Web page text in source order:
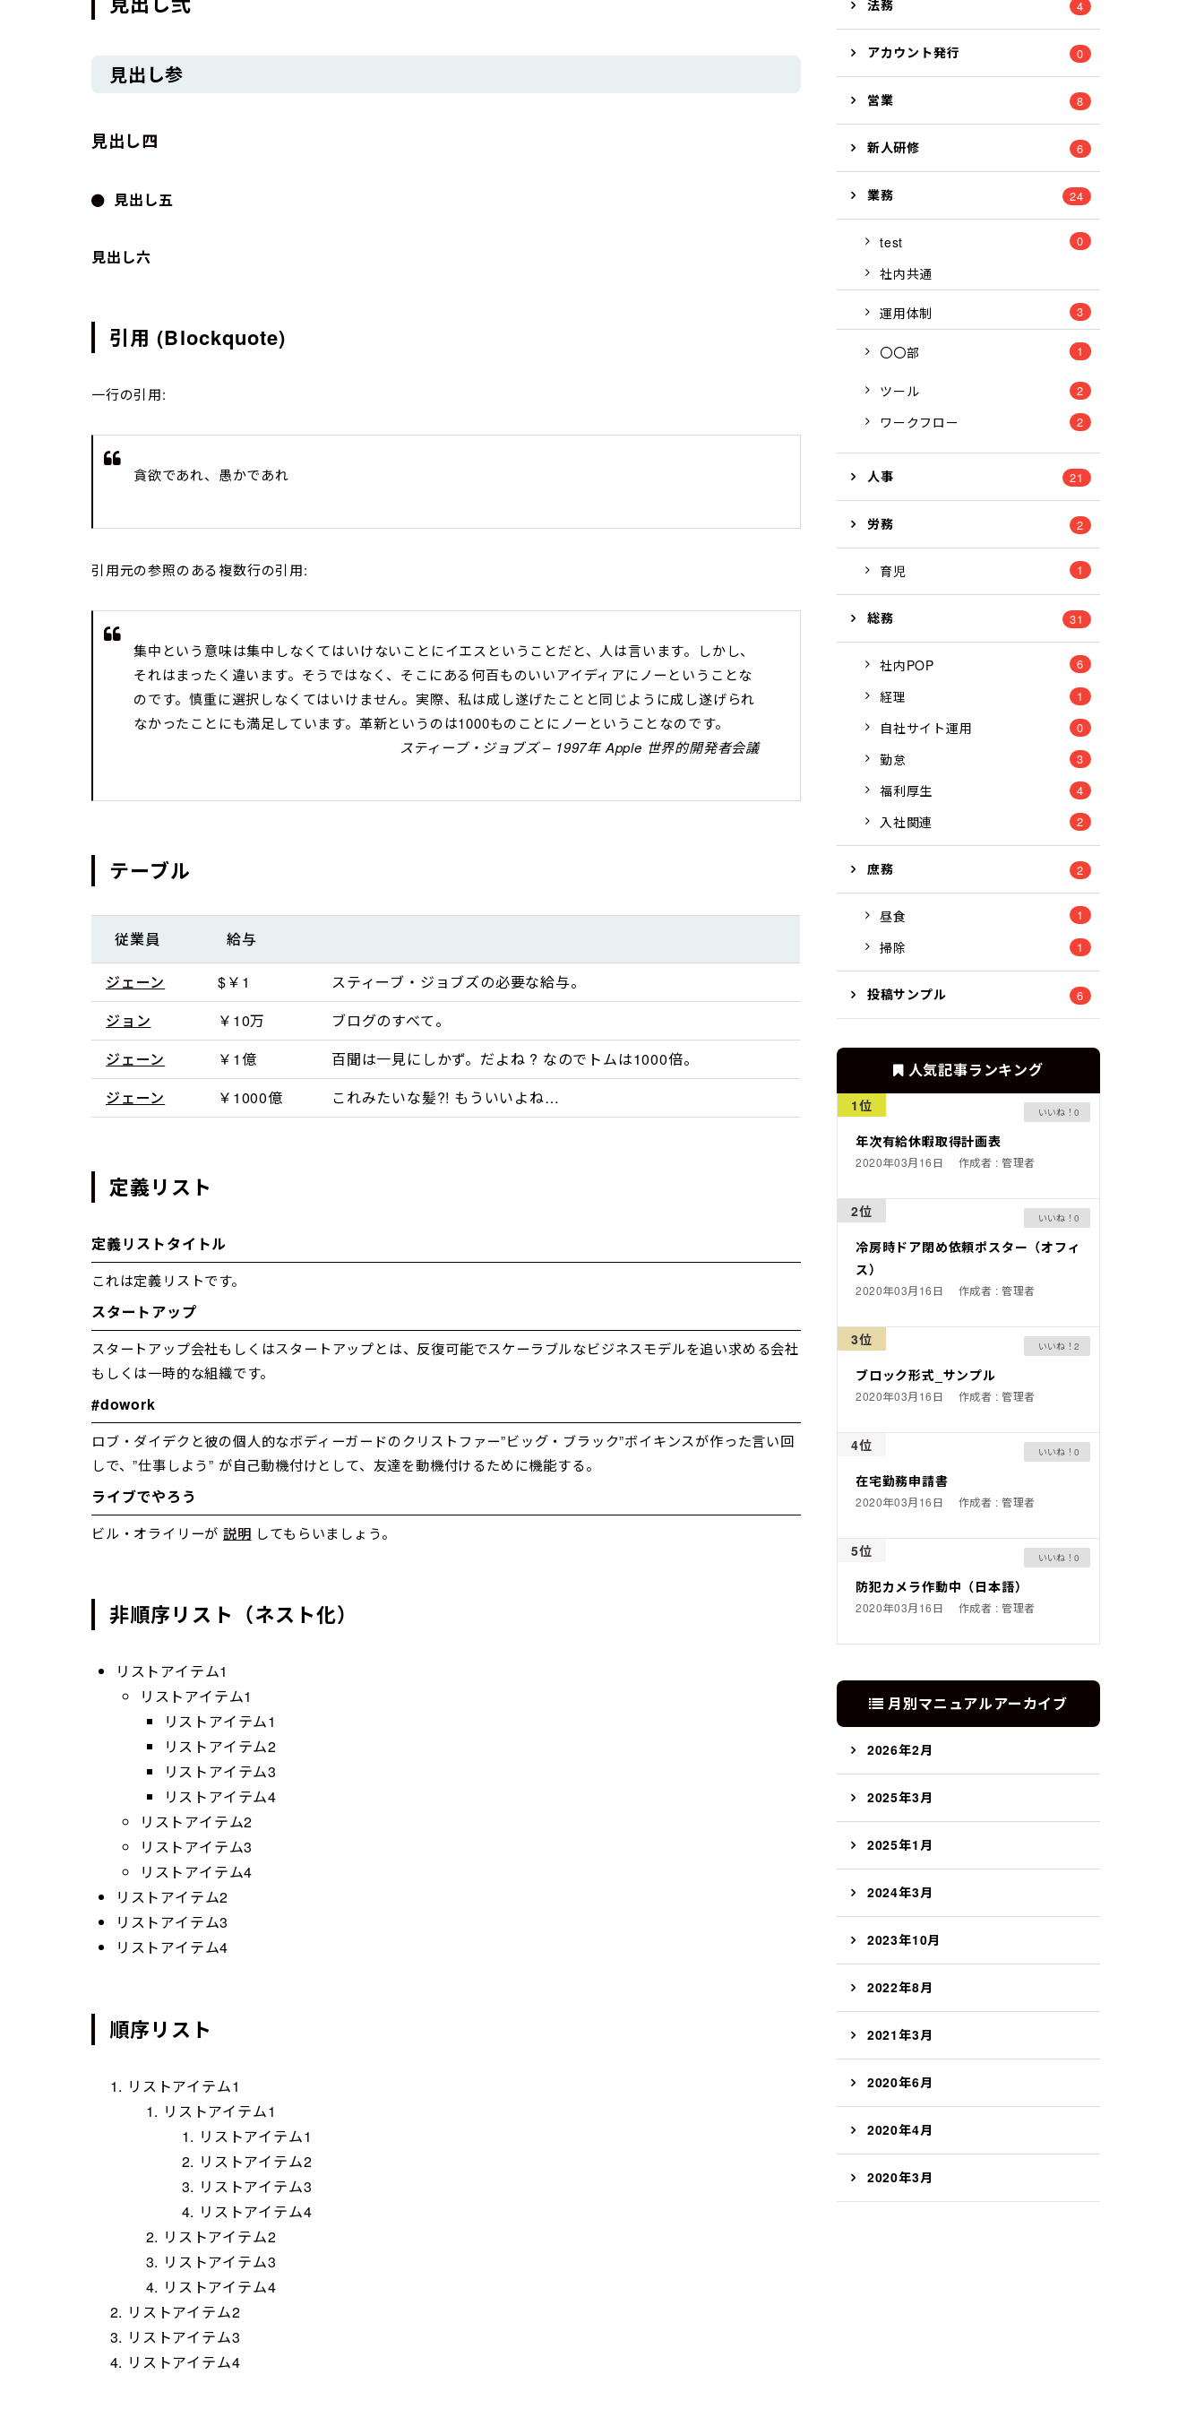
見出し参
見出し四
見出し五
見出し六
引用 (Blockquote)
一行の引用:
貪欲であれ、愚かであれ
引用元の参照のある複数行の引用:
集中という意味は集中しなくてはいけないことにイエスということだと、人は言います。しかし、
それはまったく違います。そうではなく、そこにある何百ものいいアイディアにノーということな
のです。慎重に選択しなくてはいけません。実際、私は成し遂げたことと同じように成し遂げられ
なかったことにも満足しています。革新というのは1000ものことにノーということなのです。
スティーブ・ジョブズ – 1997年 Apple 世界的開発者会議
テーブル
従業員 給与
ジェーン $￥1
スティーブ・ジョブズの必要な給与。
ジョン
￥10万
ブログのすべて。
ジェーン
￥1億
百聞は一見にしかず。だよね ? なのでトムは1000倍。
ジェーン
￥1000億 これみたいな髪?! もういいよね…
定義リスト
定義リストタイトル
これは定義リストです。
スタートアップ
スタートアップ会社もしくはスタートアップとは、反復可能でスケーラブルなビジネスモデルを追い求める会社
もしくは一時的な組織です。
#dowork
ロブ・ダイデクと彼の個人的なボディーガードのクリストファー”ビッグ・ブラック”ボイキンスが作った言い回
しで、”仕事しよう” が自己動機付けとして、友達を動機付けるために機能する。
ライブでやろう
ビル・オライリーが 説明 してもらいましょう。
非順序リスト（ネスト化）
リストアイテム1
リストアイテム1
リストアイテム1
リストアイテム2
リストアイテム3
リストアイテム4
リストアイテム2
リストアイテム3
リストアイテム4
リストアイテム2
リストアイテム3
リストアイテム4
順序リスト
リストアイテム1
リストアイテム1
リストアイテム1
リストアイテム2
リストアイテム3
リストアイテム4
リストアイテム2
リストアイテム3
リストアイテム4
リストアイテム2
リストアイテム3
リストアイテム4
法務 4
アカウント発行 0
営業 8
新人研修 6
業務 24
test 0
社内共通
8
運用体制 3
〇〇部 1
ツール 2
ワークフロー 2
人事 21
労務 2
育児 1
総務 31
社内POP 6
経理 1
自社サイト運用 0
勤怠 3
福利厚生 4
入社関連 2
庶務 2
昼食 1
掃除 1
投稿サンプル 6
人気記事ランキング
0
1位
年次有給休暇取得計画表
2020年03月16日 作成者 : 管理者
0
2位
冷房時ドア閉め依頼ポスター（オフィ
ス）
2020年03月16日 作成者 : 管理者
2
3位
ブロック形式_サンプル
2020年03月16日 作成者 : 管理者
0
4位
在宅勤務申請書
2020年03月16日 作成者 : 管理者
0
5位
防犯カメラ作動中（日本語）
2020年03月16日 作成者 : 管理者
月別マニュアルアーカイブ
2026年2月
2025年3月
2025年1月
2024年3月
2023年10月
2022年8月
2021年3月
2020年6月
2020年4月
2020年3月